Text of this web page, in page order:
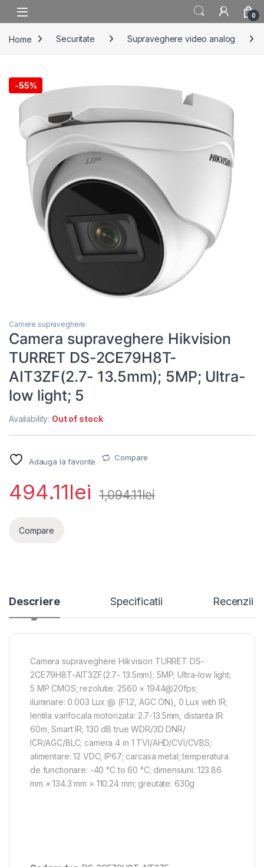
Skip to navigation
Skip to content
0
Home Securitate Supraveghere video analog
-55%
Camere supraveghere
Camera supraveghere Hikvision
TURRET DS-2CE79H8T-
AIT3ZF(2.7- 13.5mm); 5MP; Ultra-
low light; 5
Availability: Out of stock
Adauga la favorite Compare
494.11lei 1,094.11lei
Compare
Descriere Specificatii Recenzii
Camera supraveghere Hikvision TURRET DS-
2CE79H8T-AIT3ZF(2.7- 13.5mm); 5MP; Ultra-low light;
5 MP CMOS; rezolutie: 2560 × 1944@20fps;
iluminare: 0.003 Lux @ (F1.2, AGC ON), 0 Lux with IR;
lentila varifocala motorizata: 2.7-13.5mm, distanta IR:
60m, Smart IR; 130 dB true WDR/3D DNR/
ICR/AGC/BLC; camera 4 in 1 TVI/AHD/CVI/CVBS;
alimentare: 12 VDC; IP67; carcasa metal; temperatura
de functionare: -40 °C to 60 °C; dimensiuni: 123.86
mm × 134.3 mm × 110.24 mm; greutate: 630g